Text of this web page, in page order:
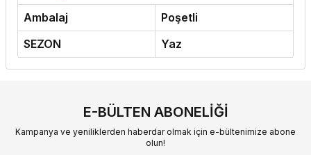
Ambalaj
Poşetli
SEZON
Yaz
E-BÜLTEN ABONELIĞI
Kampanya ve yeniliklerden haberdar olmak için e-bültenimize abone
olun!